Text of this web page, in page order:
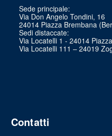
Sede principale:
Via Don Angelo Tondini, 16
24014 Piazza Brembana
Sedi distaccate:
Via Locatelli 1 - 24014
Via Locatelli 111 – 24019
Contatti